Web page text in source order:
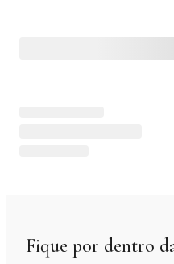
Fique por dentro